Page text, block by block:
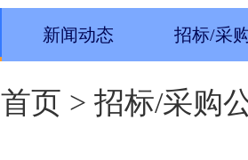
新闻动态 招标/采
首页 > 招标/采购